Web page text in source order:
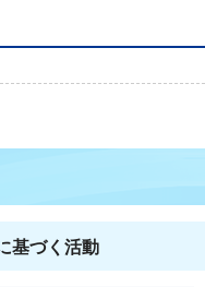
基づく活動